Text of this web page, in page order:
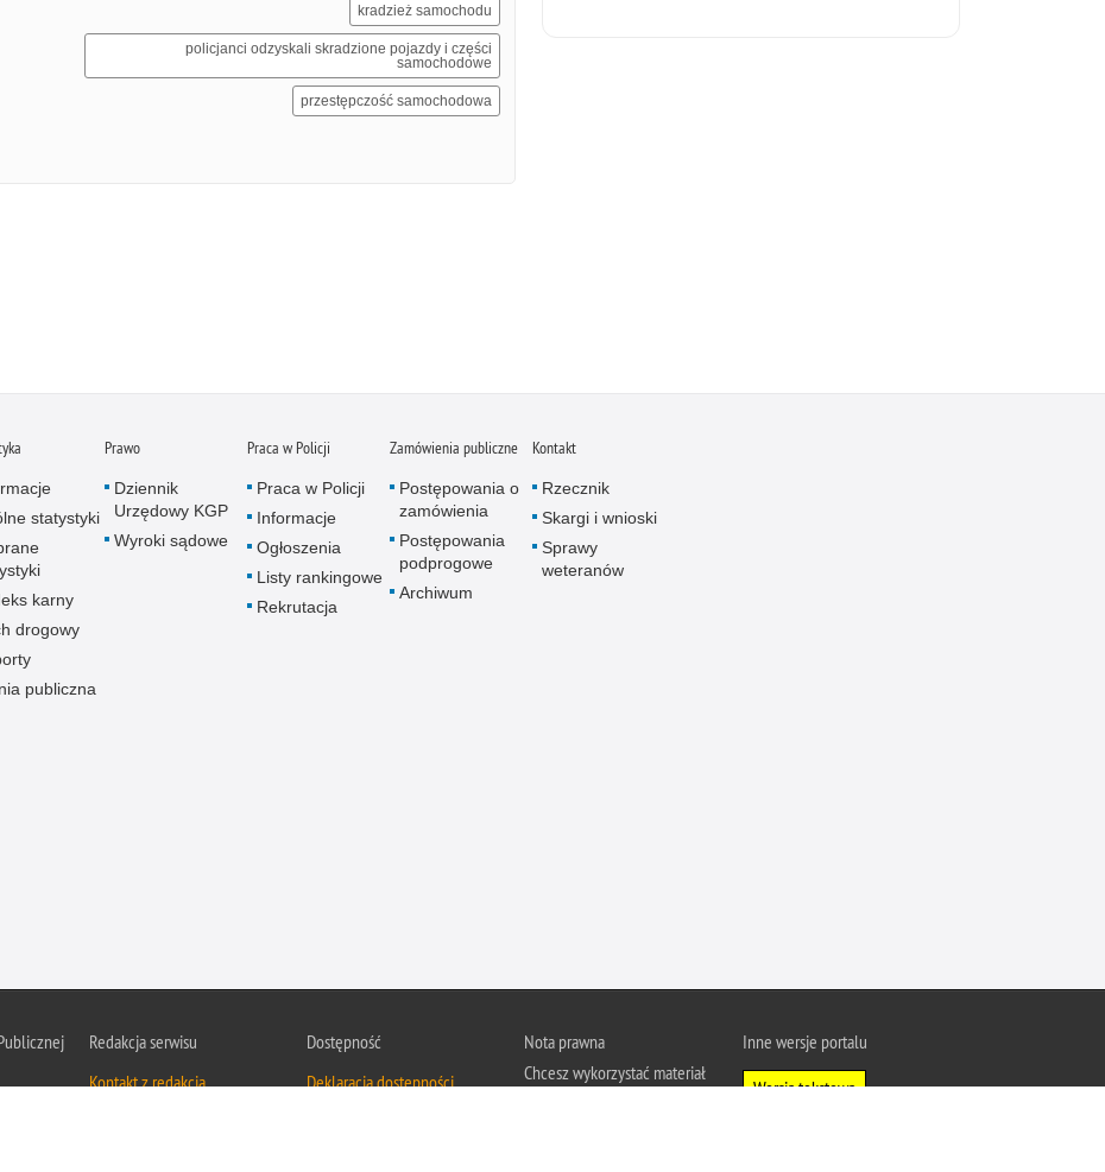
kradzież samochodu
policjanci odzyskali skradzione pojazdy i części
samochodowe
przestępczość samochodowa
Nietrzeźwi kierujący
Nietrzeźwi opiekunowie
Nietrzeźwi pracownicy
Niszczenie mienia
Porwania
Pożary i podpalenia
statystyki
karny
drogowy
publiczna
Prawo
Dziennik
Urzędowy KGP
Wyroki sądowe
Praca w Policji
Praca w Policji
Informacje
Ogłoszenia
Listy rankingowe
Rekrutacja
Zamówienia publiczne
Postępowania o
zamówienia
Postępowania
podprogowe
Archiwum
Kontakt
Rzecznik
Skargi i wnioski
Sprawy
weteranów
Redakcja serwisu
Kontakt z redakcją
Dostępność
Deklaracja dostępności
Nota prawna
Chcesz wykorzystać materiał
Inne wersje portalu
Wersja tekstowa